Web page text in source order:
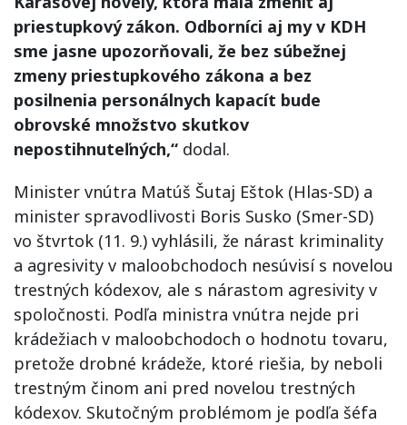
priestupkový zákon. Odborníci aj my v KDH
sme jasne upozorňovali, že bez súbežnej
zmeny priestupkového zákona a bez
posilnenia personálnych kapacít bude
obrovské množstvo skutkov
nepostihnuteľných,“ dodal.
Minister vnútra Matúš Šutaj Eštok (Hlas-SD) a
minister spravodlivosti Boris Susko (Smer-SD)
vo štvrtok (11. 9.) vyhlásili, že nárast kriminality
a agresivity v maloobchodoch nesúvisí s novelou
trestných kódexov, ale s nárastom agresivity v
spoločnosti. Podľa ministra vnútra nejde pri
krádežiach v maloobchodoch o hodnotu tovaru,
pretože drobné krádeže, ktoré riešia, by neboli
trestným činom ani pred novelou trestných
kódexov. Skutočným problémom je podľa šéfa